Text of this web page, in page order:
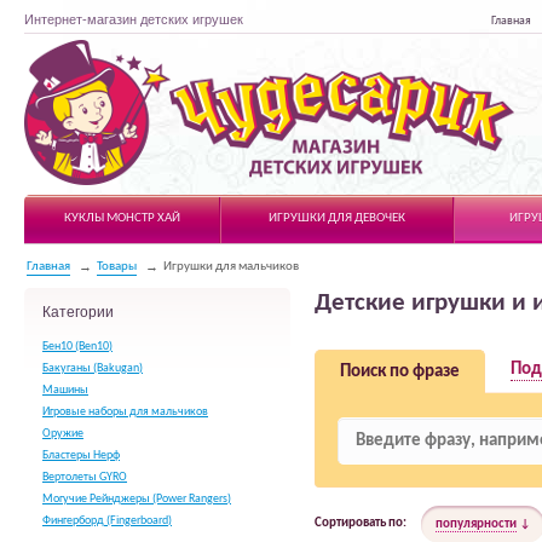
Интернет-магазин детских игрушек Главная
Чудесарик
КУКЛЫ МОНСТР ХАЙ
ИГРУШКИ ДЛЯ ДЕВОЧЕК
Главная Товары Игрушки для мальчиков
Категории
Бен10 (Ben10)
Бакуганы (Bakugan)
Машины
Игровые наборы для мальчиков
Оружие
Бластеры Нерф
Вертолеты GYRO
Могучие Рейнджеры (Power Rangers)
Фингерборд (Fingerboard)
Детские игрушки и
Поиск по фразе
Сортировать по: популярности